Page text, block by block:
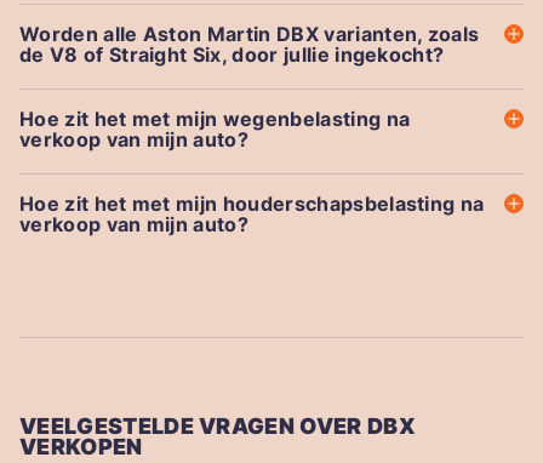
Worden alle Aston Martin DBX varianten, zoals
de V8 of Straight Six, door jullie ingekocht?
Hoe zit het met mijn wegenbelasting na
verkoop van mijn auto?
Hoe zit het met mijn houderschapsbelasting na
verkoop van mijn auto?
VEELGESTELDE VRAGEN OVER DBX
VERKOPEN